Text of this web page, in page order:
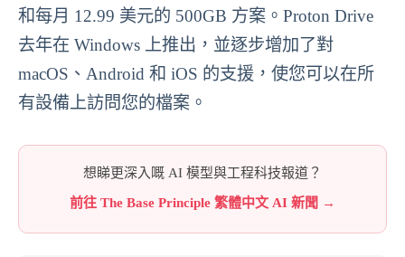
和每月 12.99 美元的 500GB 方案。Proton Drive
去年在 Windows 上推出，並逐步增加了對
macOS、Android 和 iOS 的支援，使您可以在所
有設備上訪問您的檔案。
想睇更深入嘅 AI 模型與工程科技報道？
前往 The Base Principle 繁體中文 AI 新聞 →